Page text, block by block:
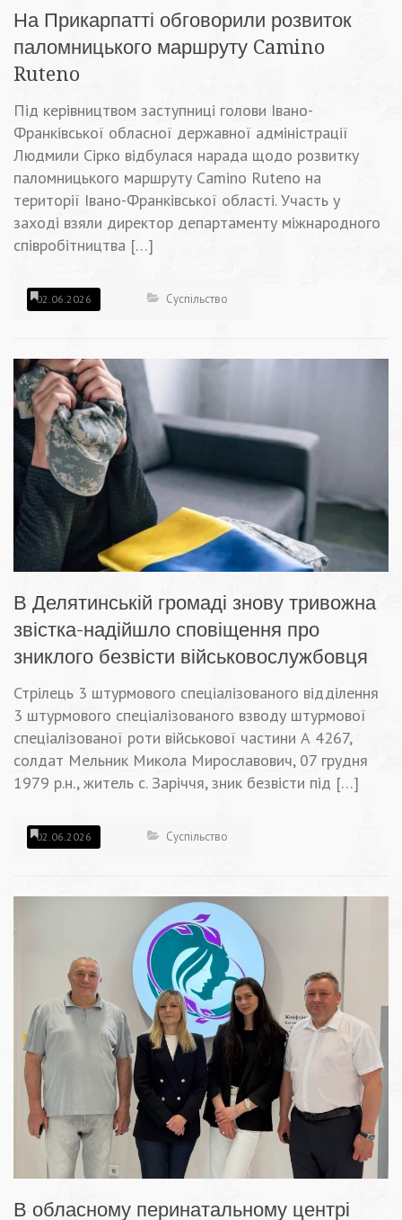
На Прикарпатті обговорили розвиток
паломницького маршруту Camino
Ruteno
Під керівництвом заступниці голови Івано-
Франківської обласної державної адміністрації
Людмили Сірко відбулася нарада щодо розвитку
паломницького маршруту Camino Ruteno на
території Івано-Франківської області. Участь у
заході взяли директор департаменту міжнародного
співробітництва […]
02.06.2026 Суспільство
В Делятинській громаді знову тривожна
звістка-надійшло сповіщення про
зниклого безвісти військовослужбовця
Стрілець 3 штурмового спеціалізованого відділення
3 штурмового спеціалізованого взводу штурмової
спеціалізованої роти військової частини А 4267,
солдат Мельник Микола Мирославович, 07 грудня
1979 р.н., житель с. Заріччя, зник безвісти під […]
02.06.2026 Суспільство
В обласному перинатальному центрі